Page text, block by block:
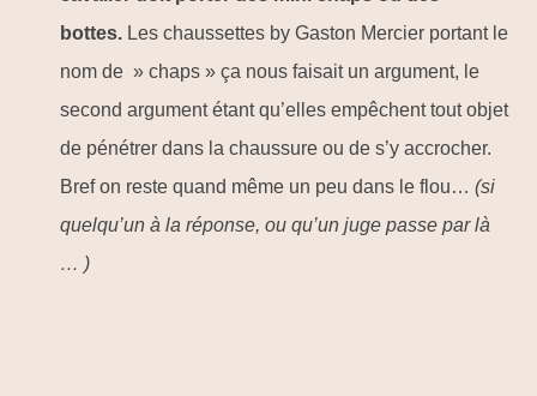
bottes. Les chaussettes by Gaston Mercier portant le
nom de » chaps » ça nous faisait un argument, le
second argument étant qu’elles empêchent tout objet
de pénétrer dans la chaussure ou de s’y accrocher.
Bref on reste quand même un peu dans le flou… (si
quelqu’un à la réponse, ou qu’un juge passe par là
… )